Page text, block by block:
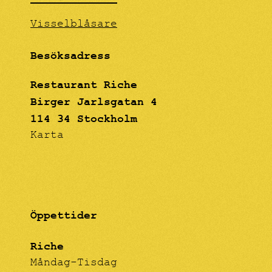
Öppettider
Riche
Måndag-Tisdag
Visselblåsare
Besöksadress
Restaurant Riche
Birger Jarlsgatan 4
114 34 Stockholm
Karta